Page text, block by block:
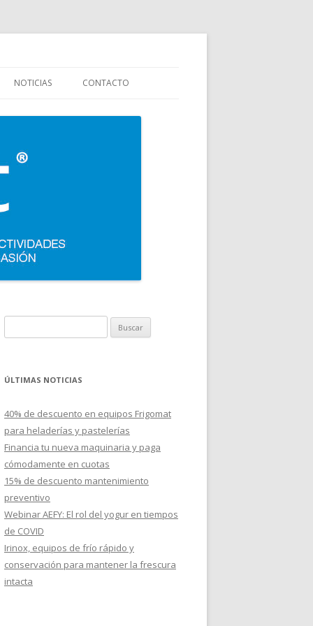
NOTICIAS CONTACTO
u
c
r
ÚLTIMAS NOTICIAS
40% de descuento en equipos Frigomat
para heladerías y pastelerías
Financia tu nueva maquinaria y paga
cómodamente en cuotas
15% de descuento mantenimiento
preventivo
Webinar AEFY: El rol del yogur en tiempos
de COVID
Irinox, equipos de frío rápido y
conservación para mantener la frescura
intacta